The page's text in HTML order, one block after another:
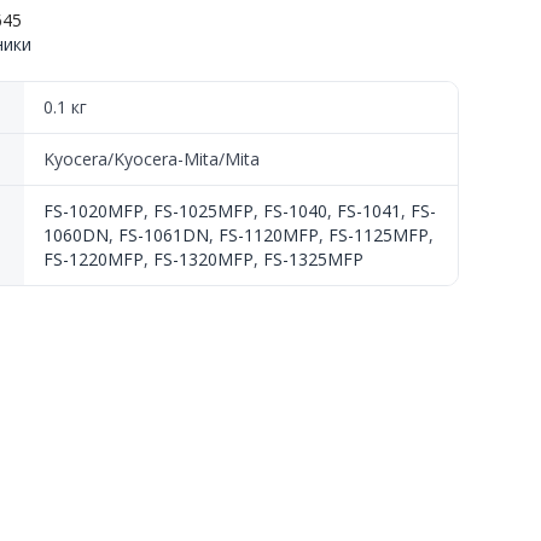
0.1 кг
Kyocera/Kyocera-Mita/Mita
FS-1020MFP, FS-1025MFP, FS-1040, FS-1041 , FS-
1060DN, FS-1061DN, FS-1120MFP, FS-1125MFP,
FS-1220MFP, FS-1320MFP, FS-1325MFP